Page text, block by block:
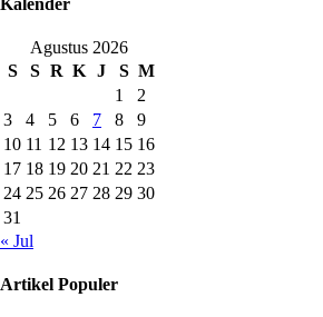
Agustus 2026
S
S R K J S M
1
2
3
4 5 6 7 8
9
10 11 12 13 14 15 16
17 18 19 20 21 22 23
24 25 26 27 28 29 30
31
« Jul
Artikel Populer